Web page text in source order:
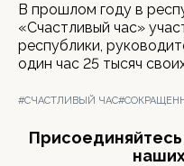
В прошлом году в
«Счастливый час»
республики,
один час 25 тысяч
#СЧАСТЛИВЫЙ ЧАС